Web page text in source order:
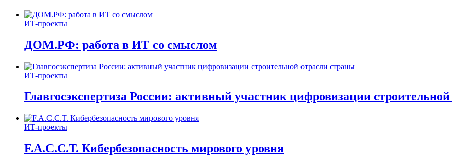
ИТ-проекты
ДОМ.РФ: работа в ИТ со смыслом
ИТ-проекты
Главгосэкспертиза России: активный участник цифровизации
ИТ-проекты
F.A.C.C.T. Кибербезопасность мирового уровня